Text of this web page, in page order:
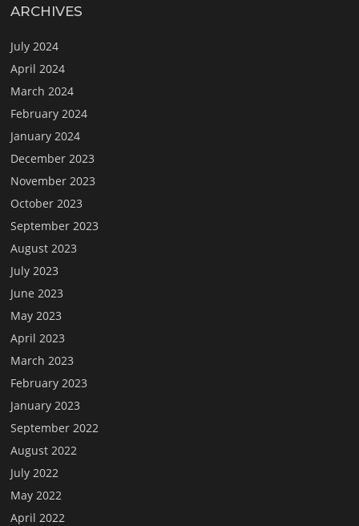
ARCHIVES
July 2024
April 2024
March 2024
February 2024
January 2024
December 2023
November 2023
October 2023
September 2023
August 2023
July 2023
June 2023
May 2023
April 2023
March 2023
February 2023
January 2023
September 2022
August 2022
July 2022
May 2022
April 2022